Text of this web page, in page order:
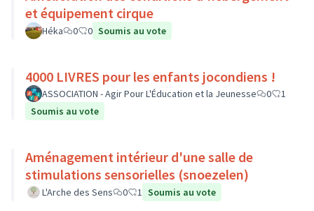
et équipement cirque
Héka 0 0 Soumis au vote
4000 LIVRES pour les enfants jocondiens !
ASSOCIATION - Agir Pour L'Éducation et la Jeunesse 0
1
Soumis au vote
Aménagement intérieur d'une salle de
stimulations sensorielles (snoezelen)
L'Arche des Sens 0 1 Soumis au vote